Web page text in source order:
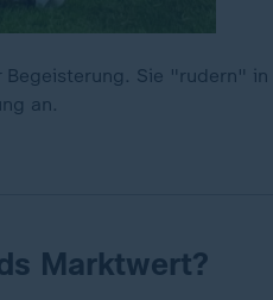
Begeisterung. Sie "rudern"
an.
Marktwert?